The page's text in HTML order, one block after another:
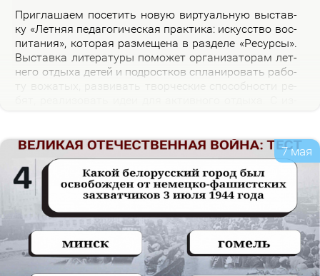
При­гла­ша­ем по­се­тить но­вую вир­ту­аль­ную вы­став­
ку «Лет­няя пе­да­го­ги­че­ская прак­ти­ка: ис­кус­ство вос­
пи­та­ния», ко­то­рая раз­ме­ще­на в раз­де­ле «Ре­сур­сы».
Вы­став­ка ли­те­ра­ту­ры по­мо­жет ор­га­ни­за­то­рам лет­
не­го от­ды­ха де­тей и под­рост­ков спла­ни­ро­вать ра­бо­
вер­си­те­та.
7 мая